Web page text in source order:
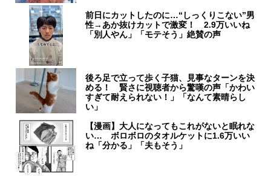
前日にカットしたのに…“しっくりこない”男
性→あか抜けカットで激変！ 2.9万いいね
「別人やん」「モテそう」絶賛の声
後ろ足で立って歩く子猫、見事なターンを決
める！ 賢さに視聴者から驚嘆の声「かわい
すぎて耐えられない！」「なんて素晴らし
い」
【漫画】大人になってもこれがないと眠れな
い… ボロボロのタオルケットに1.6万いい
ね「分かる」「夫もそう」